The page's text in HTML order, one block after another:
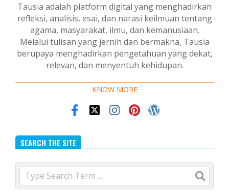
Tausia adalah platform digital yang menghadirkan
refleksi, analisis, esai, dan narasi keilmuan tentang
agama, masyarakat, ilmu, dan kemanusiaan.
Melalui tulisan yang jernih dan bermakna, Tausia
berupaya menghadirkan pengetahuan yang dekat,
relevan, dan menyentuh kehidupan.
KNOW MORE
SEARCH THE SITE
Search